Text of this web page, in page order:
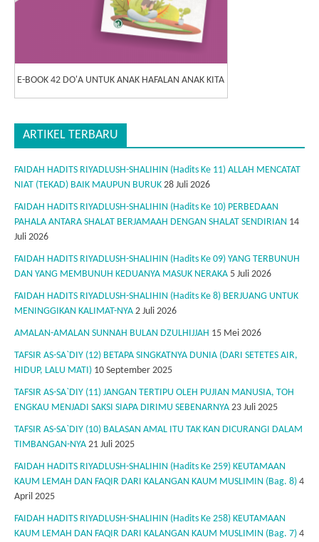
E-BOOK 42 DO'A UNTUK ANAK HAFALAN ANAK KITA
ARTIKEL TERBARU
FAIDAH HADITS RIYADLUSH-SHALIHIN (Hadits Ke 11) ALLAH MENCATAT
NIAT (TEKAD) BAIK MAUPUN BURUK 28 Juli 2026
FAIDAH HADITS RIYADLUSH-SHALIHIN (Hadits Ke 10) PERBEDAAN
PAHALA ANTARA SHALAT BERJAMAAH DENGAN SHALAT SENDIRIAN 14
Juli 2026
FAIDAH HADITS RIYADLUSH-SHALIHIN (Hadits Ke 09) YANG TERBUNUH
DAN YANG MEMBUNUH KEDUANYA MASUK NERAKA 5 Juli 2026
FAIDAH HADITS RIYADLUSH-SHALIHIN (Hadits Ke 8) BERJUANG UNTUK
MENINGGIKAN KALIMAT-NYA 2 Juli 2026
AMALAN-AMALAN SUNNAH BULAN DZULHIJJAH 15 Mei 2026
TAFSIR AS-SA`DIY (12) BETAPA SINGKATNYA DUNIA (DARI SETETES AIR,
HIDUP, LALU MATI) 10 September 2025
TAFSIR AS-SA`DIY (11) JANGAN TERTIPU OLEH PUJIAN MANUSIA, TOH
ENGKAU MENJADI SAKSI SIAPA DIRIMU SEBENARNYA 23 Juli 2025
TAFSIR AS-SA`DIY (10) BALASAN AMAL ITU TAK KAN DICURANGI DALAM
TIMBANGAN-NYA 21 Juli 2025
FAIDAH HADITS RIYADLUSH-SHALIHIN (Hadits Ke 259) KEUTAMAAN
KAUM LEMAH DAN FAQIR DARI KALANGAN KAUM MUSLIMIN (Bag. 8) 4
April 2025
FAIDAH HADITS RIYADLUSH-SHALIHIN (Hadits Ke 258) KEUTAMAAN
KAUM LEMAH DAN FAQIR DARI KALANGAN KAUM MUSLIMIN (Bag. 7) 4